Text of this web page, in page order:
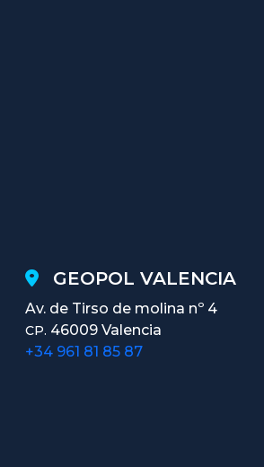
GEOPOL VALENCIA
Av. de Tirso de molina nº 4
CP. 46009 Valencia
+34 961 81 85 87